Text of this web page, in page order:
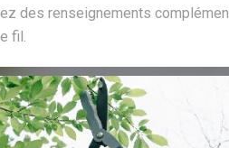
des renseignements
fil.